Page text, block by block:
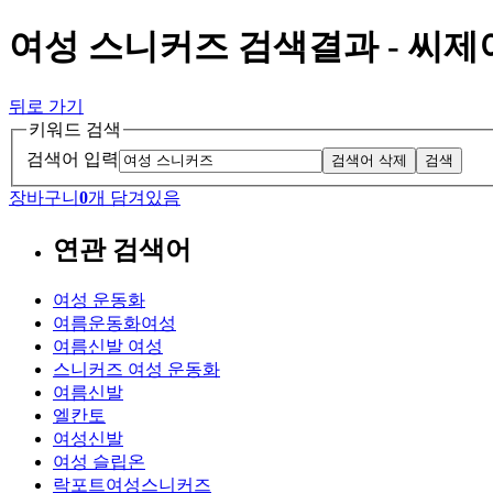
여성 스니커즈 검색결과 - 씨제
뒤로 가기
키워드 검색
검색어 입력
검색어 삭제 검색
장바구니 0개 담겨있음
연관 검색어
여성 운동화
여름운동화여성
여름신발 여성
스니커즈 여성 운동화
여름신발
엘칸토
여성신발
여성 슬립온
락포트여성스니커즈